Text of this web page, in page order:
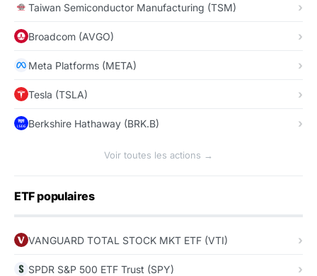
Taiwan Semiconductor Manufacturing (TSM)
Broadcom (AVGO)
Meta Platforms (META)
Tesla (TSLA)
Berkshire Hathaway (BRK.B)
Voir toutes les actions →
ETF populaires
VANGUARD TOTAL STOCK MKT ETF (VTI)
SPDR S&P 500 ETF Trust (SPY)